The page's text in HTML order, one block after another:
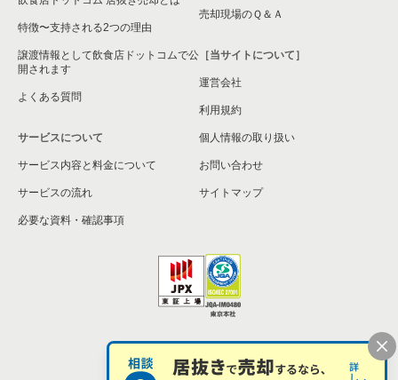
特徴〜支持される2つの理由
譲渡情報として飲食店ドットコムで公
開されます
よくある質問
サービスについて
サービス内容と料金について
サービスの流れ
必要な資料・確認事項
売却現場のＱ＆Ａ
［当サイトについて］
運営会社
利用規約
個人情報の取り扱い
お問い合わせ
サイトマップ
個人情報の取扱い